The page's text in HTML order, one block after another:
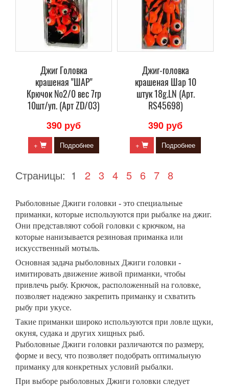
Джиг Головка
крашеная "ШАР"
Крючок №2/0 вес 7гр
10шт/уп. (Арт ZD/03)
390 руб
+ Подробнее
Джиг-головка
крашеная Шар 10
штук 18g.LN (Арт.
RS45698)
390 руб
+ Подробнее
Страницы: 1 2 3 4 5 6 7 8
Рыболовные Джиги головки - это специальные
приманки, которые используются при рыбалке на джиг.
Они представляют собой головки с крючком, на
которые нанизывается резиновая приманка или
искусственный мотыль.
Основная задача рыболовных Джиги головки -
имитировать движение живой приманки, чтобы
привлечь рыбу. Крючок, расположенный на головке,
позволяет надежно закрепить приманку и схватить
рыбу при укусе.
Такие приманки широко используются при ловле щуки,
окуня, судака и других хищных рыб.
Рыболовные Джиги головки различаются по размеру,
форме и весу, что позволяет подобрать оптимальную
приманку для конкретных условий рыбалки.
При выборе рыболовных Джиги головки следует